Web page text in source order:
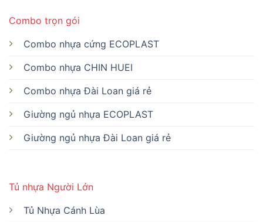
Tủ nhựa Người Lớn
Tủ Nhựa Cánh Lùa
Combo trọn gói
Combo nhựa cứng ECOPLAST
Combo nhựa CHIN HUEI
Combo nhựa Đài Loan giá rẻ
Giường ngủ nhựa ECOPLAST
Giường ngủ nhựa Đài Loan giá rẻ